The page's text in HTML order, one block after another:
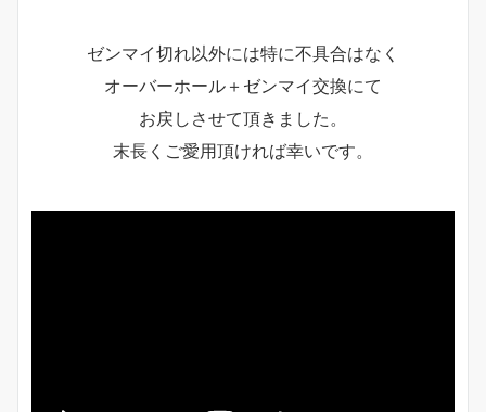
ゼンマイ切れ以外には特に不具合はなく
オーバーホール＋ゼンマイ交換にて
お戻しさせて頂きました。
末長くご愛用頂ければ幸いです。